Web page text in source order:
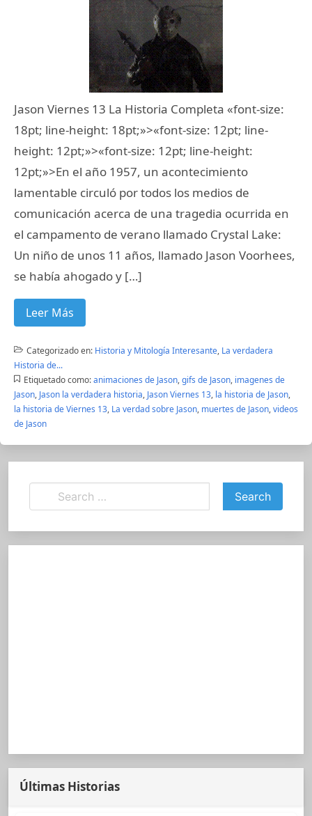
Jason Viernes 13 La Historia Completa «font-size:
18pt; line-height: 18pt;»>«font-size: 12pt; line-
height: 12pt;»>«font-size: 12pt; line-height:
12pt;»>En el año 1957, un acontecimiento
lamentable circuló por todos los medios de
comunicación acerca de una tragedia ocurrida en
el campamento de verano llamado Crystal Lake:
Un niño de unos 11 años, llamado Jason Voorhees,
se había ahogado y […]
Leer Más
Categorizado en: Historia y Mitología Interesante, La verdadera
Historia de...
Etiquetado como: animaciones de Jason,gifs de Jason, imagenes de
Jason, Jason la verdadera historia, Jason Viernes 13, la historia de Jason,
la historia de Viernes 13, La verdad sobre Jason, muertes de Jason,videos
de Jason
Últimas Historias